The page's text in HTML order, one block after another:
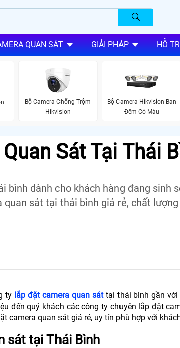
QUAN SÁT GIẢI PHÁP HỖ
Bộ Camera Chống Trộm
Hikvision
Bộ Camera Hikvision Ban
Đêm Có Màu
Sát Tại Thái
bình dành cho khách hàng đang sinh
sát tại thái bình giá rẻ, chất
ty lắp đặt camera quan sát tại thái bình gần
đến quý khách các công ty chuyên lắp đặt
camera quan sát giá rẻ, uy tín phù hợp với
sát tại Thái Bình